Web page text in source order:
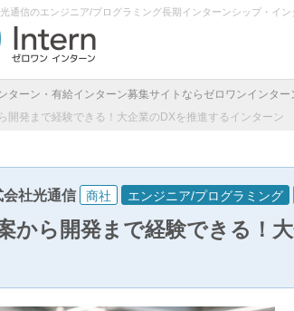
通信のエンジニア/プログラミング長期インターンシップ・イ
ターン・有給インターン募集サイトならゼロワンインター
開発まで経験できる！大企業のDXを推進するインターン
会社光通信 商社 エンジニア/プログラミング
から開発まで経験できる！